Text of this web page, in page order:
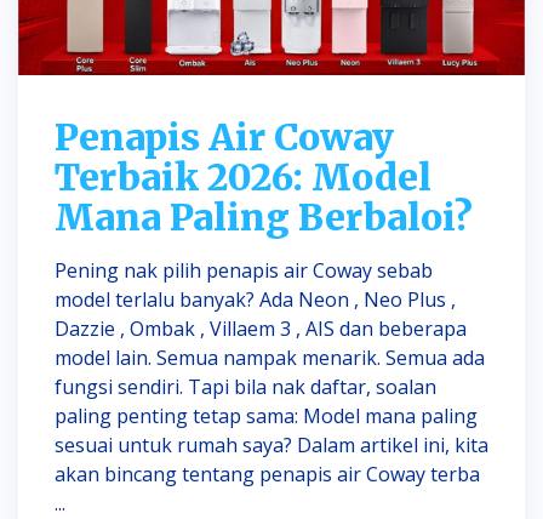
Penapis Air Coway
Terbaik 2026: Model
Mana Paling Berbaloi?
Pening nak pilih penapis air Coway sebab
model terlalu banyak? Ada Neon , Neo Plus ,
Dazzie , Ombak , Villaem 3 , AIS dan beberapa
model lain. Semua nampak menarik. Semua ada
fungsi sendiri. Tapi bila nak daftar, soalan
paling penting tetap sama: Model mana paling
sesuai untuk rumah saya? Dalam artikel ini, kita
akan bincang tentang penapis air Coway terba
...